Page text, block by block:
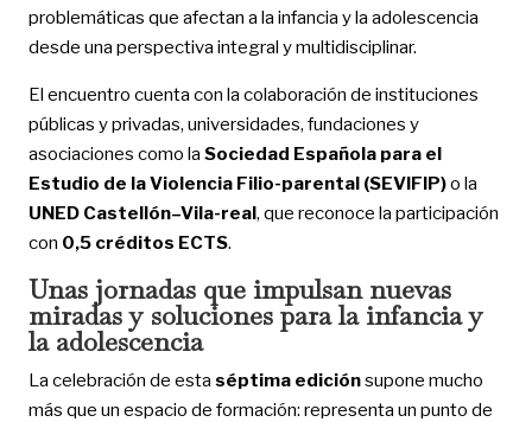
problemáticas que afectan a la infancia y la adolescencia
desde una perspectiva integral y multidisciplinar.
El encuentro cuenta con la colaboración de instituciones
públicas y privadas, universidades, fundaciones y
asociaciones como la Sociedad Española para el
Estudio de la Violencia Filio-parental (SEVIFIP)o la
UNED Castellón–Vila-real, que reconoce la participación
con 0,5 créditos ECTS.
Unas jornadas que impulsan nuevas
miradas y soluciones para la infancia y
la adolescencia
La celebración de esta séptima ediciónsupone mucho
más que un espacio de formación: representa un punto de